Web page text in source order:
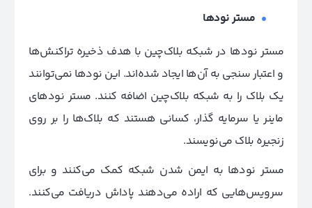
مستر نودها
مستر نودها در شبکه بلاک‌چین با هدف ذخیره تراکنش‌ها
و اعتبار سنجی به آن‌ها ایجاد شده‌اند. این نودها نمی‌توانند
یک بلاک را به شبکه بلاک‌چین اضافه کنند. مستر نودهای
ماینر یا سرمایه گذار، کسانی هستند که بلاک‌ها را بر روی
زنجیره بلاک می‌نویسند.
مستر نودها به ایمن شدن شبکه کمک می‌کنند و برای
سرویس‌هایی که اراده می‌دهند پاداش دریافت می‌کنند.